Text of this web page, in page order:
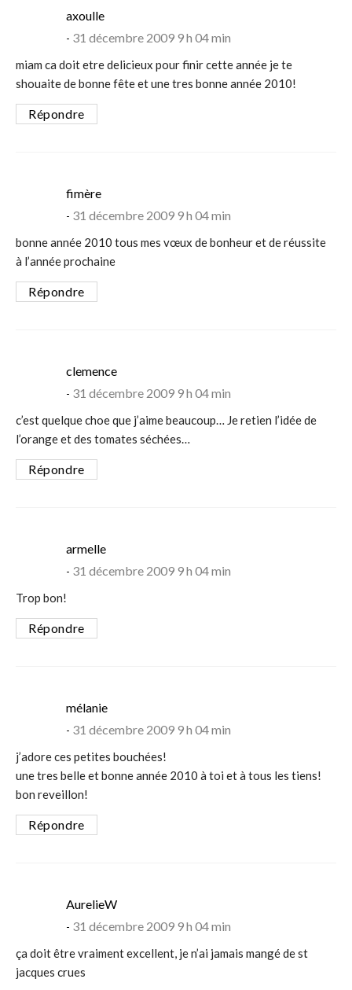
axoullesays:
31 décembre 2009 9 h 04 min
miam ca doit etre delicieux pour finir cette année je te
shouaite de bonne fête et une tres bonne année 2010!
Répondre
fimèresays:
31 décembre 2009 9 h 04 min
bonne année 2010 tous mes vœux de bonheur et de réussite
à l’année prochaine
Répondre
clemencesays:
31 décembre 2009 9 h 04 min
c’est quelque choe que j’aime beaucoup… Je retien l’idée de
l’orange et des tomates séchées…
Répondre
armellesays:
31 décembre 2009 9 h 04 min
Trop bon!
Répondre
mélaniesays:
31 décembre 2009 9 h 04 min
j’adore ces petites bouchées!
une tres belle et bonne année 2010 à toi et à tous les tiens!
bon reveillon!
Répondre
AurelieWsays:
31 décembre 2009 9 h 04 min
ça doit être vraiment excellent, je n’ai jamais mangé de st
jacques crues